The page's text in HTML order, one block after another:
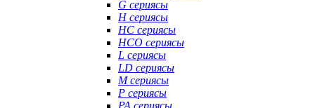
G сериясы
H сериясы
HC сериясы
HCO сериясы
L сериясы
LD сериясы
М сериясы
P сериясы
PA сериясы